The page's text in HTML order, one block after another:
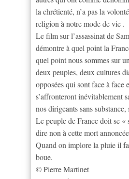
la chrétienté, n’a pas la
religion à notre mode de vie .
Le film sur l’assassinat de
démontre à quel point la
quel point nous sommes sur
deux peuples, deux cultures
opposées qui sont face à face
s’affronteront inévitablement
nos dirigeants sans
Le peuple de France doit se «
dire non à cette mort
Quand on implore la pluie il
boue.
© Pierre Martinet